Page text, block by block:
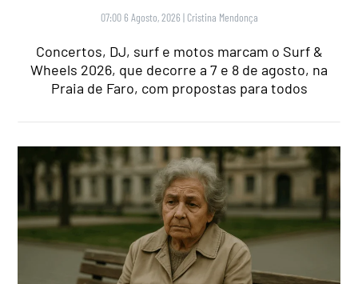
07:00 6 Agosto, 2026 | Cristina Mendonça
Concertos, DJ, surf e motos marcam o Surf &
Wheels 2026, que decorre a 7 e 8 de agosto, na
Praia de Faro, com propostas para todos